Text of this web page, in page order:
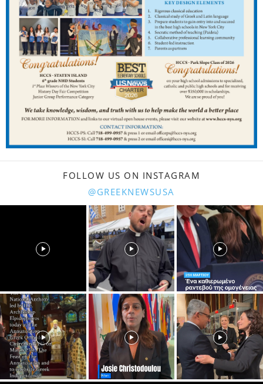
FOLLOW US ON INSTAGRAM
@GREEKNEWSUSA